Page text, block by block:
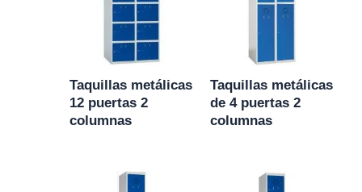
Taquillas metálicas
12 puertas 2
columnas
Taquillas metálicas
de 4 puertas 2
columnas